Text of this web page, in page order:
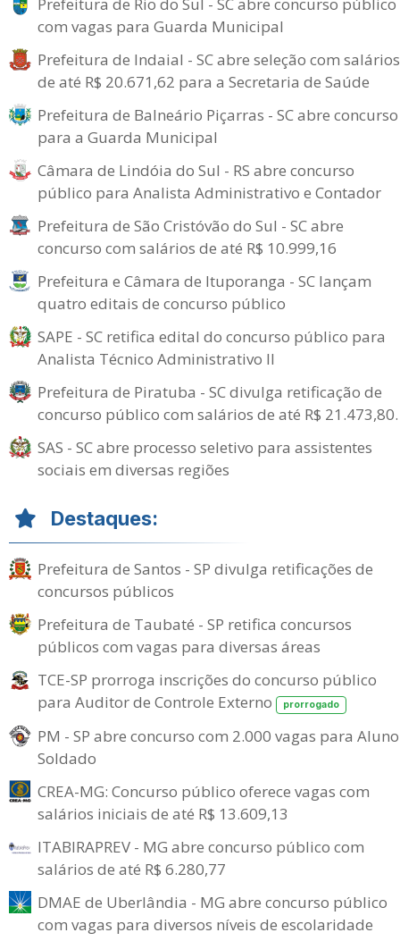
com vagas para Guarda Municipal
Prefeitura de Indaial - SC abre seleção com salários
de até R$ 20.671,62 para a Secretaria de Saúde
Prefeitura de Balneário Piçarras - SC abre concurso
para a Guarda Municipal
Câmara de Lindóia do Sul - RS abre concurso
público para Analista Administrativo e Contador
Prefeitura de São Cristóvão do Sul - SC abre
concurso com salários de até R$ 10.999,16
Prefeitura e Câmara de Ituporanga - SC lançam
quatro editais de concurso público
SAPE - SC retifica edital do concurso público para
Analista Técnico Administrativo II
Prefeitura de Piratuba - SC divulga retificação de
concurso público com salários de até R$ 21.473,80.
SAS - SC abre processo seletivo para assistentes
sociais em diversas regiões
Destaques:
Prefeitura de Santos - SP divulga retificações de
concursos públicos
Prefeitura de Taubaté - SP retifica concursos
públicos com vagas para diversas áreas
TCE-SP prorroga inscrições do concurso público
para Auditor de Controle Externo
prorrogado
PM - SP abre concurso com 2.000 vagas para
Soldado
CREA-MG: Concurso público oferece vagas com
salários iniciais de até R$ 13.609,13
ITABIRAPREV - MG abre concurso público com
salários de até R$ 6.280,77
DMAE de Uberlândia - MG abre concurso público
com vagas para diversos níveis de escolaridade